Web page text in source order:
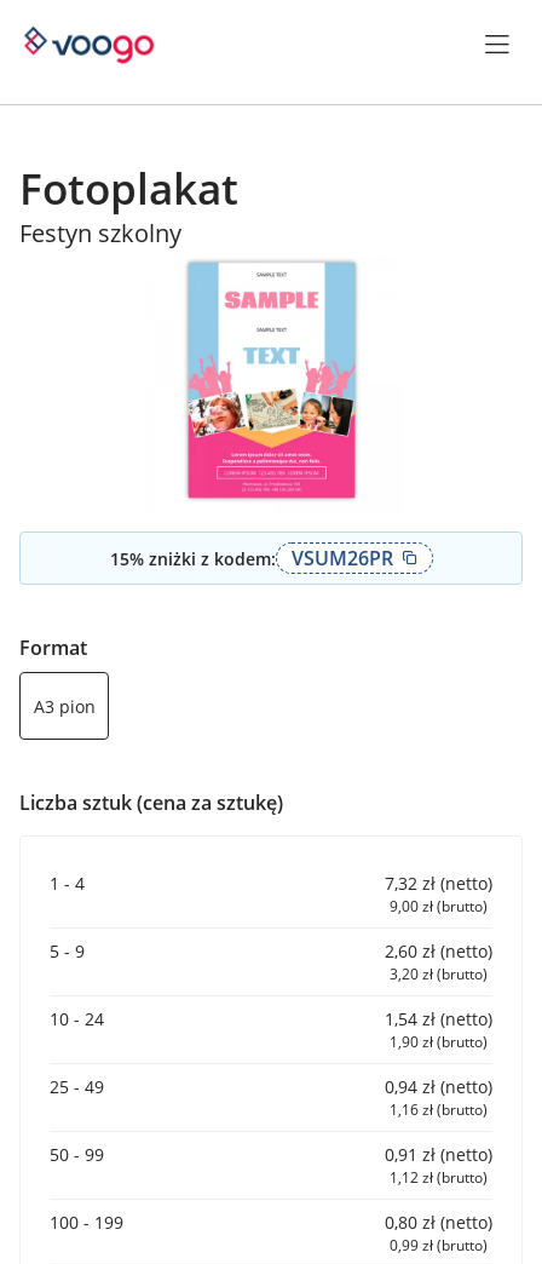
Fotoplakat
Festyn szkolny
15% zniżki z kodem: VSUM26PR
Format
A3 pion
Liczba sztuk (cena za sztukę)
1 - 4 7,32 zł (netto)
9,00 zł (brutto)
5 - 9 2,60 zł (netto)
3,20 zł (brutto)
10 - 24 1,54 zł (netto)
1,90 zł (brutto)
25 - 49 0,94 zł (netto)
1,16 zł (brutto)
50 - 99 0,91 zł (netto)
1,12 zł (brutto)
100 - 199 0,80 zł (netto)
0,99 zł (brutto)